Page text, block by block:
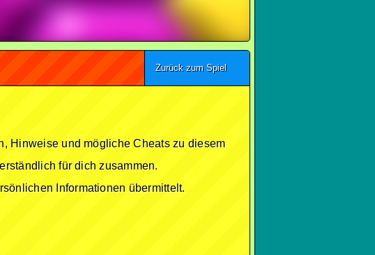
Zurück zum Spiel
Hinweise und mögliche Cheats zu diesem
für dich zusammen.
Informationen übermittelt.